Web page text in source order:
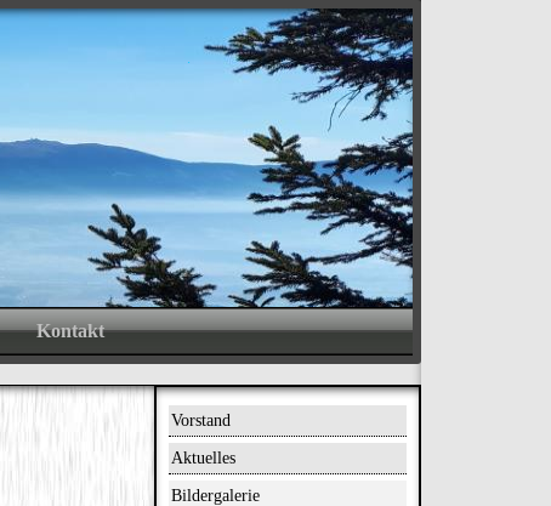
.
Kontakt
Vorstand
Aktuelles
Bildergalerie